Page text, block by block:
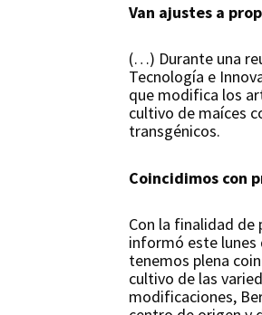
Van ajustes a
(…) Durante una
Tecnología e
que modifica los
cultivo de maíces
transgénicos.
Coincidimos con
Con la finalidad de
informó este lunes
tenemos plena
cultivo de las
modificaciones,